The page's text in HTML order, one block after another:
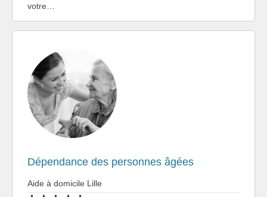
votre…
Dépendance des personnes âgées
Aide à domicile Lille